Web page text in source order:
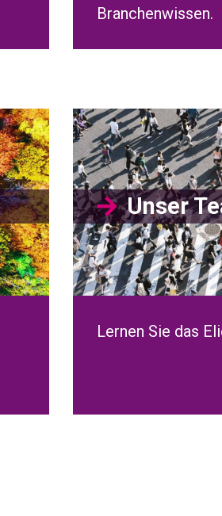
Branchenwissen.
Unser
Lernen Sie das